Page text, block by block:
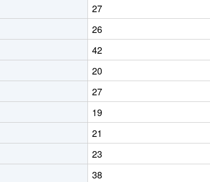
27
26
42
20
27
19
21
23
38